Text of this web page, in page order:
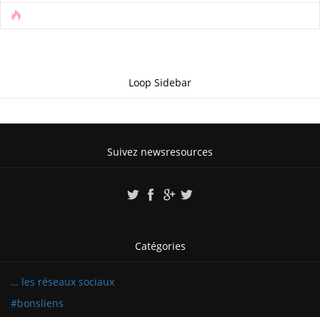
[View the story « Nouvelle version du monde.fr » on Storify]
Nouvelle version du monde.fr Sélection de tweets, images et autres [...]
Loop Sidebar
Suivez newsresources
Catégories
… les réseaux sociaux
#bonsliens